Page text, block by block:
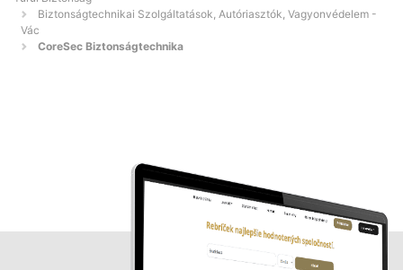
Biztonságtechnikai Szolgáltatások, Autóriasztók, Vagyonvédelem -
Vác
CoreSec Biztonságtechnika